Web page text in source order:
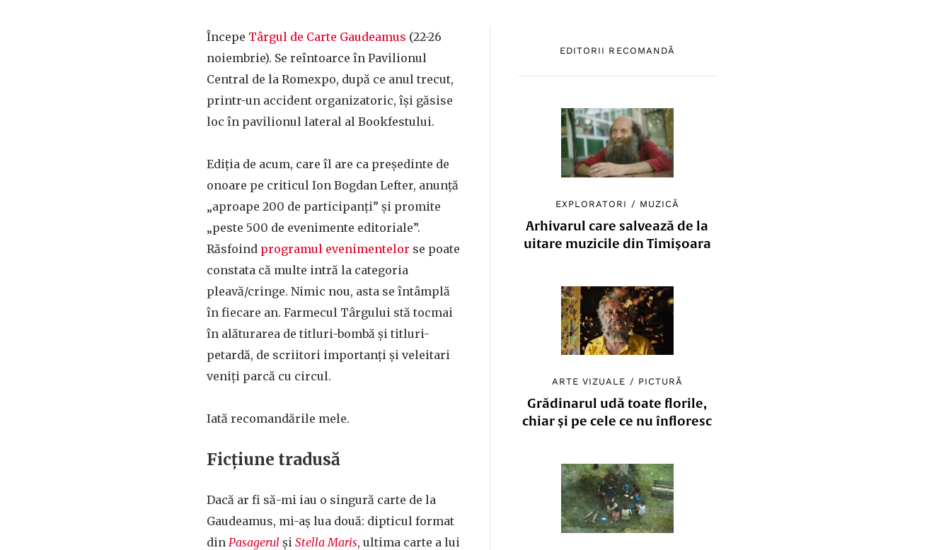
EDITORII RECOMANDĂ
EXPLORATORI / MUZICĂ
Arhivarul care salvează de la
uitare muzicile din Timișoara
ARTE VIZUALE / PICTURĂ
Grădinarul udă toate florile,
chiar și pe cele ce nu înfloresc
Începe Târgul de Carte Gaudeamus (22-26
noiembrie). Se reîntoarce în Pavilionul
Central de la Romexpo, după ce anul trecut,
printr-un accident organizatoric, își găsise
loc în pavilionul lateral al Bookfestului.
Ediția de acum, care îl are ca președinte de
onoare pe criticul Ion Bogdan Lefter, anunță
„aproape 200 de participanți” și promite
„peste 500 de evenimente editoriale”.
Răsfoind programul evenimentelor se poate
constata că multe intră la categoria
pleavă/cringe. Nimic nou, asta se întâmplă
în fiecare an. Farmecul Târgului stă tocmai
în alăturarea de titluri-bombă și titluri-
petardă, de scriitori importanți și veleitari
veniți parcă cu circul.
Iată recomandările mele.
Ficțiune tradusă
Dacă ar fi să-mi iau o singură carte de la
Gaudeamus, mi-aș lua două: dipticul format
din Pasagerul și Stella Maris, ultima carte a lui